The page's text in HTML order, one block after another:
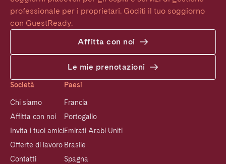
professionale per i proprietari. Goditi il tuo soggiorno
con GuestReady.
Affitta con noi
Le mie prenotazioni
Società
Chi siamo
Affitta con noi
Invita i tuoi amici
Offerte di lavoro
Contatti
Paesi
Francia
Portogallo
Emirati Arabi Uniti
Brasile
Spagna